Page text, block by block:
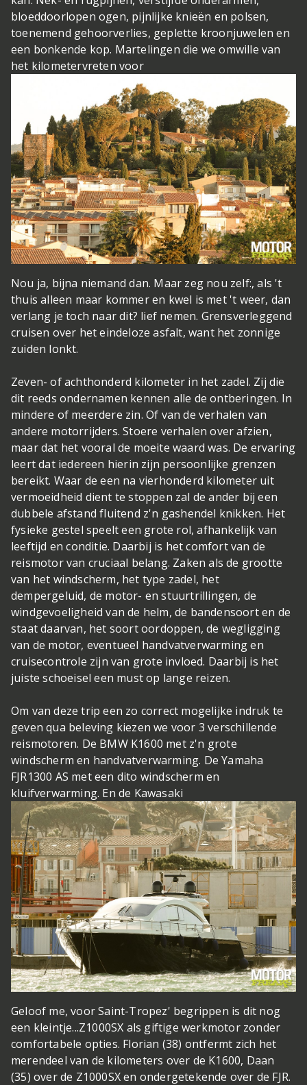
bloeddoorlopen ogen, pijnlijke knieën en polsen,
toenemend gehoorverlies, geplette kroonjuwelen en
een bonkende kop. Martelingen die we omwille van
het kilometervreten voor
Nou ja, bijna niemand dan. Maar zeg nou zelf:, als 't
thuis alleen maar kommer en kwel is met 't weer, dan
verlang je toch naar dit? lief nemen. Grensverleggend
cruisen over het eindeloze asfalt, want het zonnige
zuiden lonkt.
Zeven- of achthonderd kilometer in het zadel. Zij die
dit reeds ondernamen kennen alle de ontberingen. In
mindere of meerdere zin. Of van de verhalen van
andere motorrijders. Stoere verhalen over afzien,
maar dat het vooral de moeite waard was. De ervaring
leert dat iedereen hierin zijn persoonlijke grenzen
bereikt. Waar de een na vierhonderd kilometer uit
vermoeidheid dient te stoppen zal de ander bij een
dubbele afstand fluitend z'n gashendel knikken. Het
fysieke gestel speelt een grote rol, afhankelijk van
leeftijd en conditie. Daarbij is het comfort van de
reismotor van cruciaal belang. Zaken als de grootte
van het windscherm, het type zadel, het
dempergeluid, de motor- en stuurtrillingen, de
windgevoeligheid van de helm, de bandensoort en de
staat daarvan, het soort oordoppen, de wegligging
van de motor, eventueel handvatverwarming en
cruisecontrole zijn van grote invloed. Daarbij is het
juiste schoeisel een must op lange reizen.
Om van deze trip een zo correct mogelijke indruk te
geven qua beleving kiezen we voor 3 verschillende
reismotoren. De BMW K1600 met z'n grote
windscherm en handvatverwarming. De Yamaha
FJR1300 AS met een dito windscherm en
kluifverwarming. En de Kawasaki
Geloof me, voor Saint-Tropez' begrippen is dit nog
een kleintje...Z1000SX als giftige werkmotor zonder
comfortabele opties. Florian (38) ontfermt zich het
merendeel van de kilometers over de K1600, Daan
(35) over de Z1000SX en ondergetekende over de FJR.